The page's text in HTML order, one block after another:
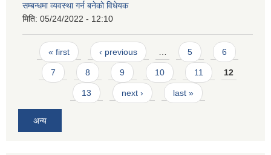
सम्बन्धमा व्यवस्था गर्न बनेको विधेयक
मिति: 05/24/2022 - 12:10
Pages
« first ‹ previous 5 6
7 8 9 10 11 12
13 next › last »
अन्य